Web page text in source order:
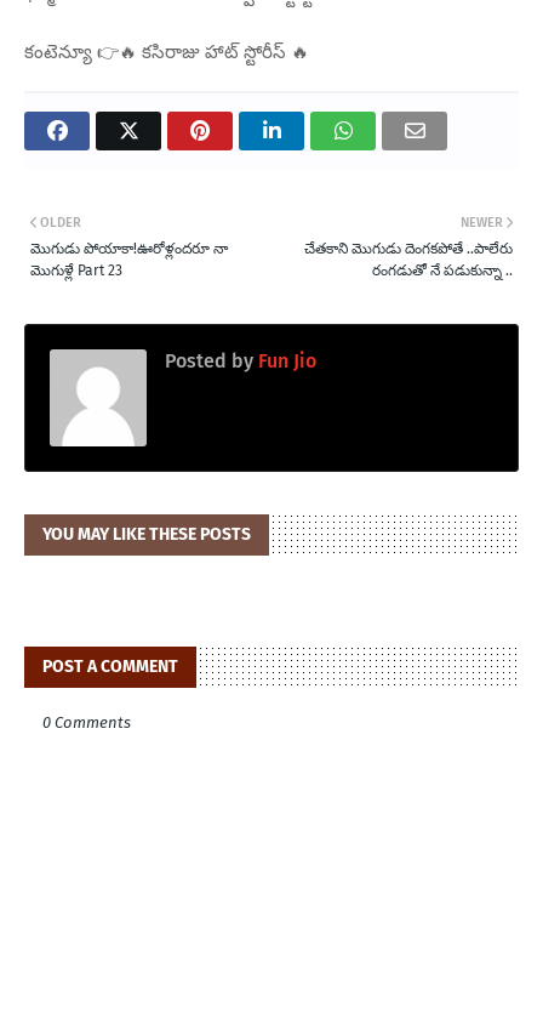
కంటెన్యూ 👉🔥 కసిరాజు హాట్ స్టోరీస్ 🔥
NEWER
చేతకాని మొగుడు దెంగకపోతే ..పాలేరు
రంగడుతో నే పడుకున్నా ..
OLDER
మొగుడు పోయాకా!ఊరోళ్లందరూ నా
మొగుళ్లే Part 23
Posted by Fun Jio
YOU MAY LIKE THESE POSTS
POST A COMMENT
0 Comments